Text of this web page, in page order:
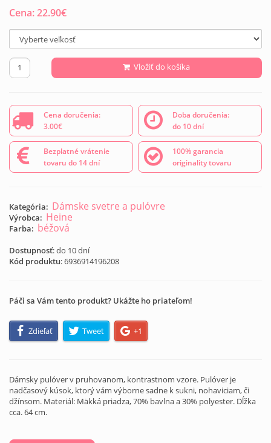
Cena:22.90€
Vložiť do košíka
Cena doručenia:
3.00€
Doba doručenia:
do 10 dní
Bezplatné vrátenie
tovaru do 14 dní
100% garancia
originality tovaru
Kategória: Dámske svetre a pulóvre
Výrobca: Heine
Farba: béžová
Dostupnosť: do 10 dní
Kód produktu:6936914196208
Páči sa Vám tento produkt? Ukážte ho priateľom!
Zdieľať Tweet +1
Dámsky pulóver v pruhovanom, kontrastnom vzore. Pulóver je
nadčasový kúsok, ktorý vám výborne sadne k sukni, nohaviciam, či
džínsom. Materiál: Mäkká priadza, 70% bavlna a 30% polyester. Dĺžka
cca. 64 cm.